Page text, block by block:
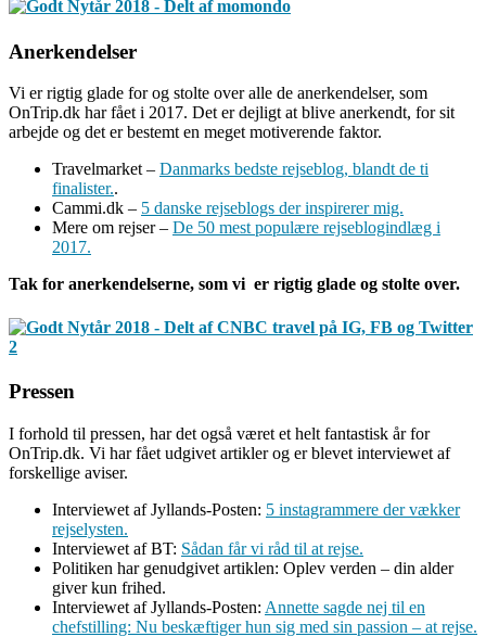
Anerkendelser
Vi er rigtig glade for og stolte over alle de anerkendelser, som
OnTrip.dk har fået i 2017. Det er dejligt at blive anerkendt, for sit
arbejde og det er bestemt en meget motiverende faktor.
Travelmarket – Danmarks bedste rejseblog, blandt de ti
finalister..
Cammi.dk – 5 danske rejseblogs der inspirerer mig.
Mere om rejser – De 50 mest populære rejseblogindlæg i
2017.
Tak for anerkendelserne, som vi er rigtig glade og stolte over.
Pressen
I forhold til pressen, har det også været et helt fantastisk år for
OnTrip.dk. Vi har fået udgivet artikler og er blevet interviewet af
forskellige aviser.
Interviewet af Jyllands-Posten: 5 instagrammere der vækker
rejselysten.
Interviewet af BT: Sådan får vi råd til at rejse.
Politiken har genudgivet artiklen: Oplev verden – din alder
giver kun frihed.
Interviewet af Jyllands-Posten: Annette sagde nej til en
chefstilling: Nu beskæftiger hun sig med sin passion – at rejse.